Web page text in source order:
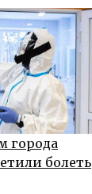
города
болеть